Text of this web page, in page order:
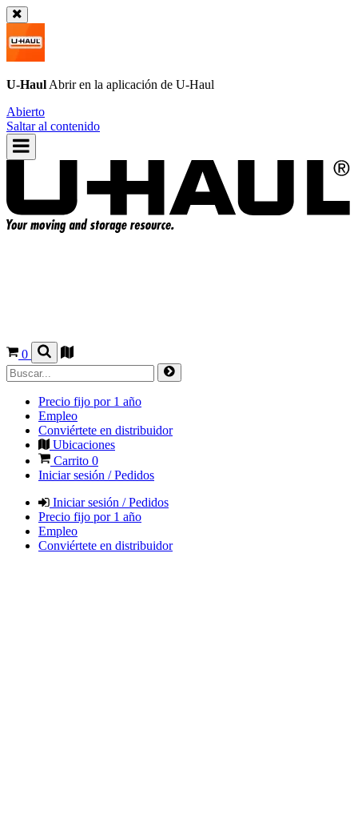
U-Haul Abrir en la aplicación de U-Haul
Abierto
Saltar al contenido
0
Precio fijo por 1 año
Empleo
Conviértete en distribuidor
Ubicaciones
Carrito 0
Iniciar sesión / Pedidos
Iniciar sesión / Pedidos
Precio fijo por 1 año
Empleo
Conviértete en distribuidor